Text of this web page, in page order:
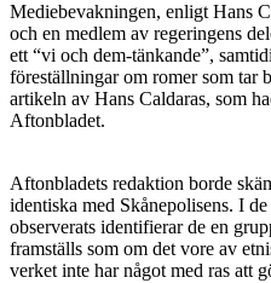
Mediebevakningen, enligt Hans
och en medlem av regeringens
ett “vi och dem-tänkande”,
föreställningar om romer som tar
artikeln av Hans Caldaras, som
Aftonbladet.
Aftonbladets redaktion borde
identiska med Skånepolisens. I
observerats identifierar de en
framställs som om det vore av
verket inte har något med ras att